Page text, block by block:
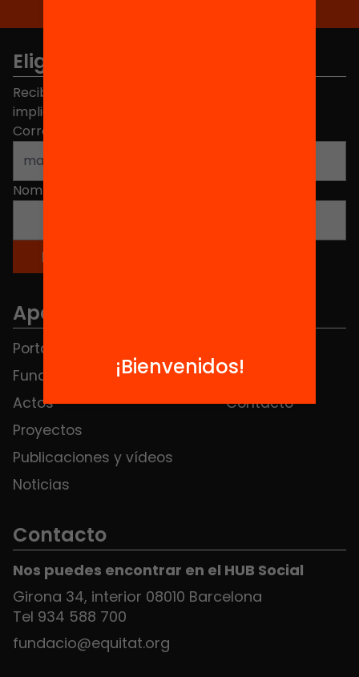
Elige equidad
Recibe contenidos, iniciativas y proyectos para
implicarte.
Correo electrónico
Nombre
Apartados
Portada
Fundación
Actos
Proyectos
Publicaciones y vídeos
Noticias
HUB Social
Contacto
Contacto
Nos puedes encontrar en el HUB Social
Girona 34, interior 08010 Barcelona
Tel 934 588 700
fundacio@equitat.org
¡Bienvenidos!